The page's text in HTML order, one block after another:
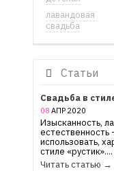
лавандовая
свадьба
Статьи
Свадьба в
08 АПР 2020
Изысканность,
использовать,
стиле «рустик»....
Читать статью →